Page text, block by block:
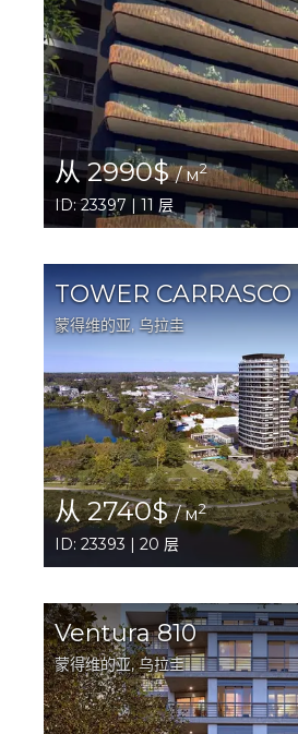
从 2990$/ м2
ID: 23397 | 11 层
TOWER CARRASCO
蒙得维的亚, 乌拉圭
从 2740$/ м2
ID: 23393 | 20 层
Ventura 810
蒙得维的亚, 乌拉圭